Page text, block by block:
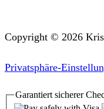
Copyright © 2026
Privatsphäre-
Garantiert sicherer